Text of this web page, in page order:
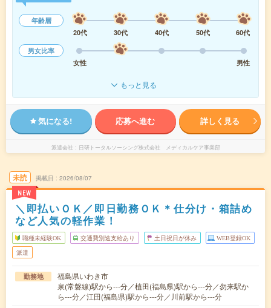
年齢層
20代
30代 40代 50代
60代
男女比率
女性
男性
もっと見る
気になる! 応募へ進む 詳しく見る
派遣会社 日研トータルソーシング株式会社 メディカルケア事業部
未読
NEW
掲載日 2026/08/07
＼即払いＯＫ／即日勤務ＯＫ＊仕分け・箱詰め
など人気の軽作業！
職種未経験OK 交通費別途支給あり 土日祝日が休み WEB登録OK
派遣
勤務地
福島県いわき市
泉(常磐線)駅から---分／植田(福島県)駅から---分／勿来駅か
ら---分／江田(福島県)駅から---分／川前駅から---分